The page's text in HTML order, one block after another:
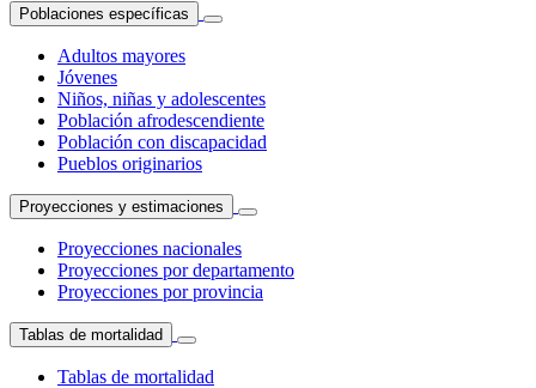
Poblaciones específicas
Adultos mayores
Jóvenes
Niños, niñas y adolescentes
Población afrodescendiente
Población con discapacidad
Pueblos originarios
Proyecciones y estimaciones
Proyecciones nacionales
Proyecciones por departamento
Proyecciones por provincia
Tablas de mortalidad
Tablas de mortalidad